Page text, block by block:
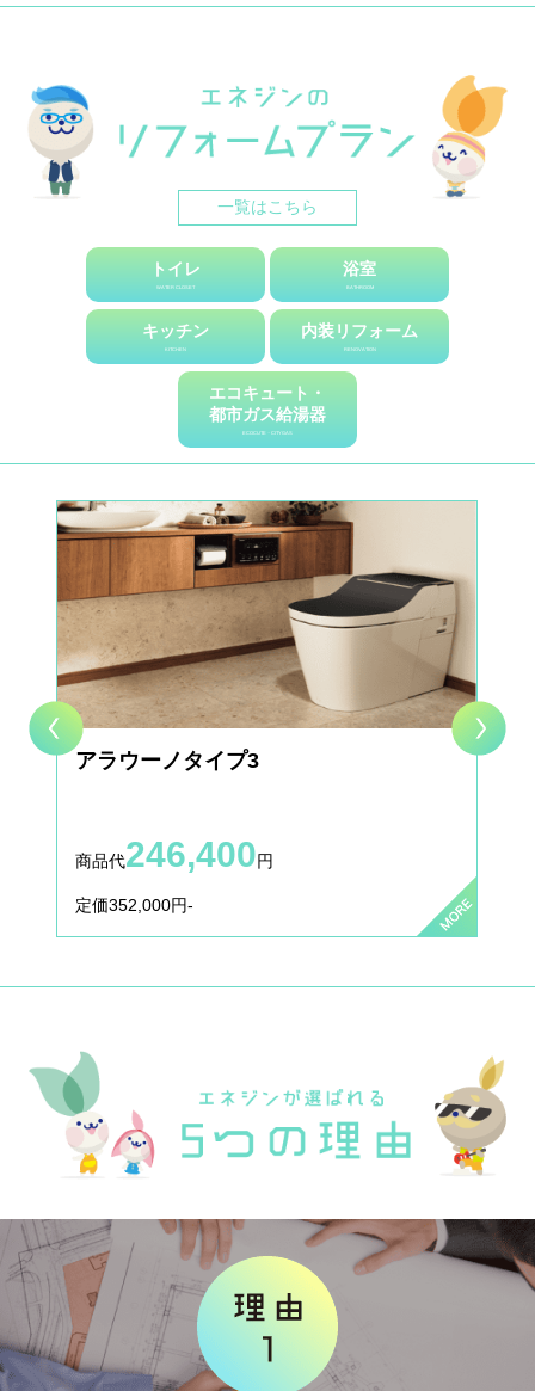
2019.08.30
お知らせ
★☆9/21(土) イベント開催☆★ エネジン＆クリナップ リフ
ォーム相談会2019
★☆イベント開催☆★ 8/31(土)開催♪リフォーム相談会
2019.03.28
お知らせ
【あなたの家は大丈夫?!】この時期はシロアリ対策 ‼
☆これからはエコにリフォーム?!☆リフォームあれこれ配
2019.03.01
お知らせ
【ガス・給湯器サービス】都市ガス給湯器及びエコキュー
トの交換もお任せ！
2018.02.14
お客様の声
お客様の声を更新いたしました。
2017.11.15
施工事例
施工事例を更新いたしました。
一覧はこちら
トイレ
WATER CLOSET
浴室
BATHROOM
キッチン
KITCHEN
内装リフォーム
RENOVATION
エコキュート・
都市ガス給湯器
ECOCUTE・CITYGAS
アラウーノタイプ3
商品代246,400円
定価352,000円-